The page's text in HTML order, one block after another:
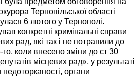
була предметом обговорення на
Тернопільської області
6 лютого у Тернополі.
конкретні кримінальні справи
рад, які так і не потрапили до
коли внесено зміни до ст 30
місцевих рад», у результаті
органи